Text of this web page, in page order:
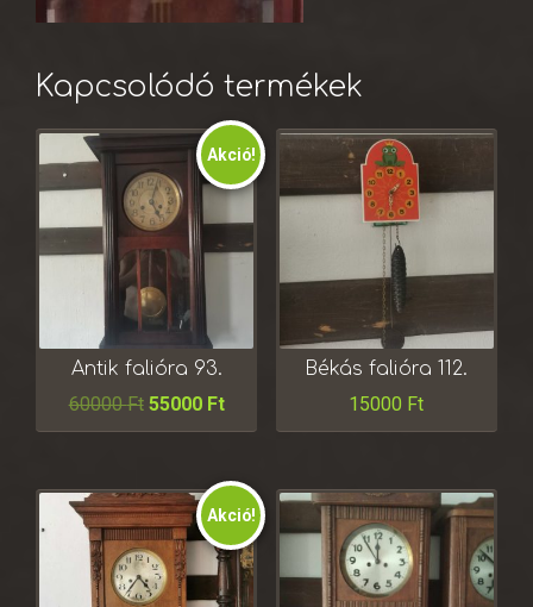
Kapcsolódó termékek
Akció!
Antik falióra 93.
60000Ft 55000 Ft
Békás falióra 112.
15000 Ft
Akció!